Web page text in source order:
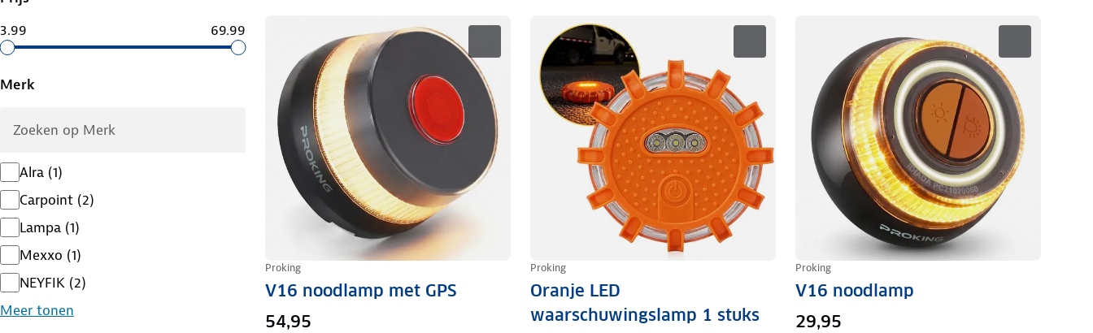
3.99
69.99
Merk
Alra (1)
Carpoint (2)
Lampa (1)
Mexxo (1)
NEYFIK (2)
Meer tonen
Proking
V16 noodlamp met GPS
54,95
Proking
Oranje LED
waarschuwingslamp 1 stuks
Proking
V16 noodlamp
29,95